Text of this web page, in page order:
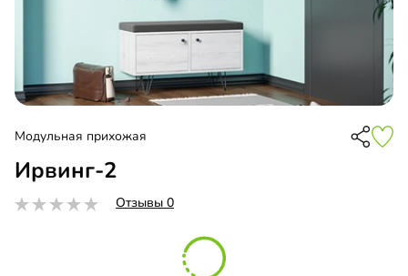
Модульная прихожая
Ирвинг-2
Отзывы 0